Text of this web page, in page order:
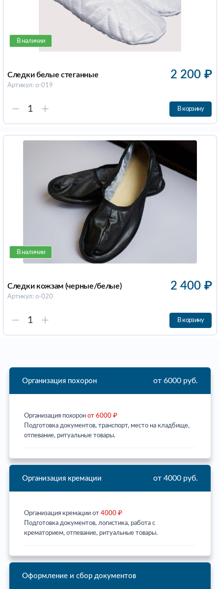
В наличии
Следки белые стеганные
Артикул: о-019
2 200 ₽
В корзину
В наличии
Следки кожзам (черные/белые)
Артикул: о-020
2 400 ₽
В корзину
Организация похорон от 6000 руб.
Организация похорон от 6000 ₽
Подготовка документов, транспорт, место на кладбище,
отпевание, ритуальные товары.
Организация кремации от 4000 руб.
Организация кремации от 4000 ₽
Подготовка документов, логистика, работа с
крематорием, отпевание, ритуальные товары.
Оформление и сбор документов